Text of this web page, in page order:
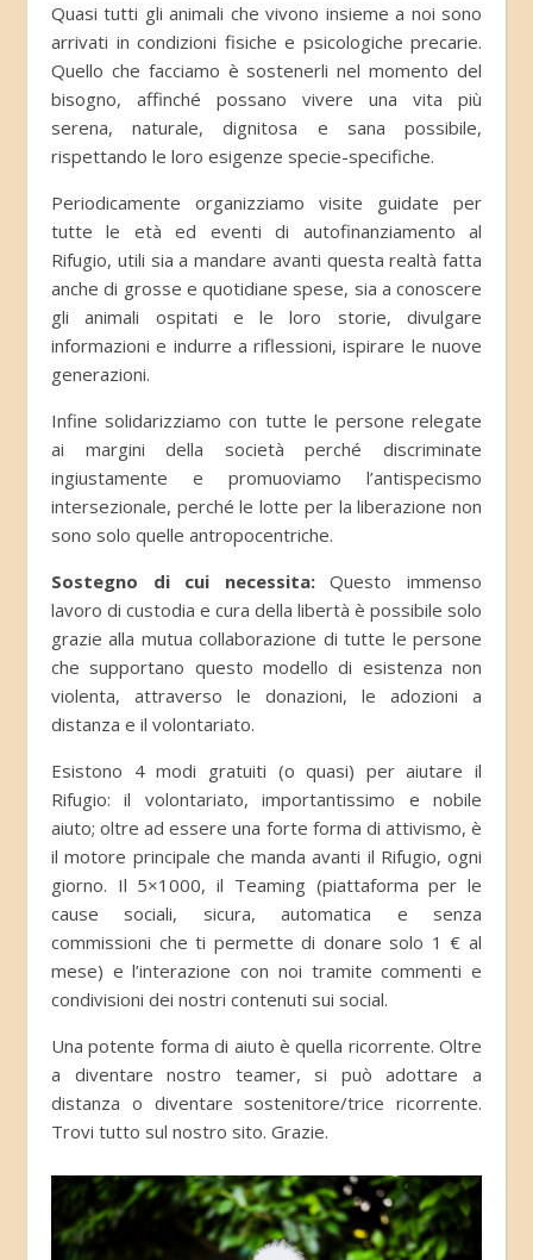
Quasi tutti gli animali che vivono insieme a noi sono
arrivati in condizioni fisiche e psicologiche precarie.
Quello che facciamo è sostenerli nel momento del
bisogno, affinché possano vivere una vita più
serena, naturale, dignitosa e sana possibile,
rispettando le loro esigenze specie-specifiche.
Periodicamente organizziamo visite guidate per
tutte le età ed eventi di autofinanziamento al
Rifugio, utili sia a mandare avanti questa realtà fatta
anche di grosse e quotidiane spese, sia a conoscere
gli animali ospitati e le loro storie, divulgare
informazioni e indurre a riflessioni, ispirare le nuove
generazioni.
Infine solidarizziamo con tutte le persone relegate
ai margini della società perché discriminate
ingiustamente e promuoviamo l’antispecismo
intersezionale, perché le lotte per la liberazione non
sono solo quelle antropocentriche.
Sostegno di cui necessita:Questo immenso
lavoro di custodia e cura della libertà è possibile solo
grazie alla mutua collaborazione di tutte le persone
che supportano questo modello di esistenza non
violenta, attraverso le donazioni, le adozioni a
distanza e il volontariato.
Esistono 4 modi gratuiti (o quasi) per aiutare il
Rifugio: il volontariato, importantissimo e nobile
aiuto; oltre ad essere una forte forma di attivismo, è
il motore principale che manda avanti il Rifugio, ogni
giorno. Il 5×1000, il Teaming (piattaforma per le
cause sociali, sicura, automatica e senza
commissioni che ti permette di donare solo 1 € al
mese) e l’interazione con noi tramite commenti e
condivisioni dei nostri contenuti sui social.
Una potente forma di aiuto è quella ricorrente. Oltre
a diventare nostro teamer, si può adottare a
distanza o diventare sostenitore/trice ricorrente.
Trovi tutto sul nostro sito. Grazie.